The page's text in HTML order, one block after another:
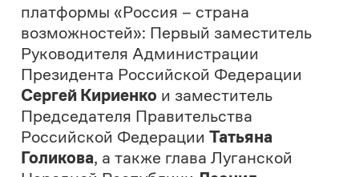
широкий спектр взаимодействия между
АНО «Россия – страна возможностей» и
регионом, направленного на повышение
эффективности системы выявления,
поддержки и развития способностей и
талантов у детей и молодежи.
В рамках специальной сессии,
демонстрирующей успехи участников из
Луганской Народной Республики в